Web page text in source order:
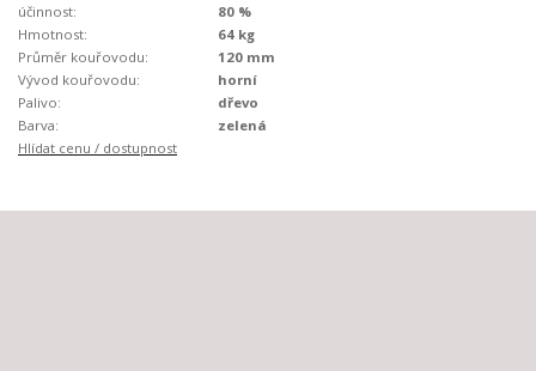
účinnost:
80 %
Hmotnost:
64 kg
Průměr kouřovodu:
120 mm
Vývod kouřovodu:
horní
Palivo:
dřevo
Barva:
zelená
Hlídat cenu / dostupnost